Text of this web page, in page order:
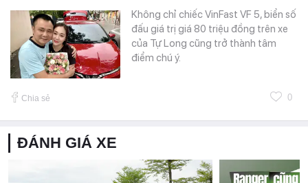
Không chỉ chiếc VinFast VF 5, biển số
đấu giá trị giá 80 triệu đồng trên xe
của Tự Long cũng trở thành tâm
điểm chú ý.
Chia sẻ 0
ĐÁNH GIÁ XE